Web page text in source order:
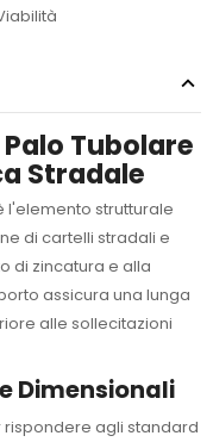
Tubolare
Stradale
l'elemento strutturale
di cartelli stradali e
di zincatura e alla
assicura una lunga
alle sollecitazioni
Dimensionali
agli standard